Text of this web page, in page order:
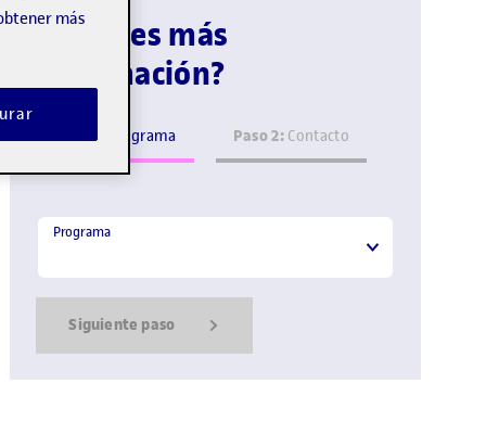
¿Quieres más
información?
Paso 1: Programa Paso 2:Contacto
Programa
Programa
Siguiente paso
más